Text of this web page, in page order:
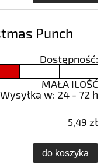
Punch
Dostępność:
MAŁA ILOŚĆ
Wysyłka w: 24 - 72 h
5,49 zł
do koszyka